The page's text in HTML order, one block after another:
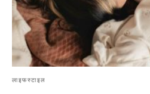
लाइफस्टाइल